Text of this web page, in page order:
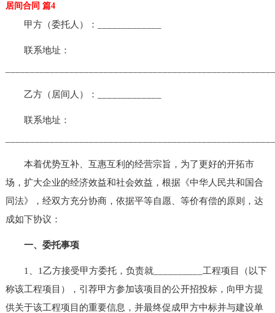
居间合同 篇4
甲方（委托人）：_____________
联系地址：
乙方（居间人）：_____________
联系地址：
本着优势互补、互惠互利的经营宗旨，为了更好的开拓市
场，扩大企业的经济效益和社会效益，根据《中华人民共和国合
同法》，经双方充分协商，依据平等自愿、等价有偿的原则，达
成如下协议：
一、委托事项
1、1乙方接受甲方委托，负责就__________工程项目（以下
称该工程项目），引荐甲方参加该项目的公开招投标，向甲方提
供关于该工程项目的重要信息，并最终促成甲方中标并与建设单